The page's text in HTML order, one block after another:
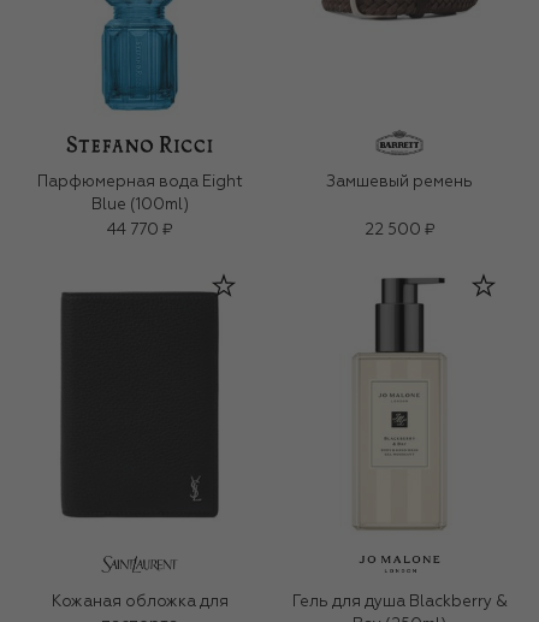
Парфюмерная вода Eight
Blue (100ml)
44 770 ₽
Замшевый ремень
22 500 ₽
Кожаная обложка для
Гель для душа Blackberry &